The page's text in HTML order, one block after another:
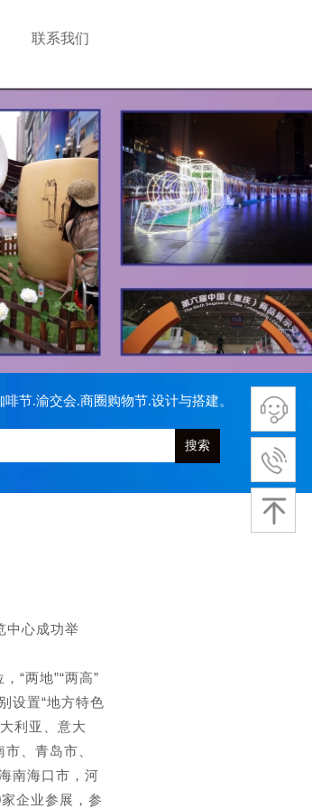
联系我们
搜索
节.渝交会.商圈购物节.设计与搭建。
心成功举
“两地”“两高”
设置“地方特色
利亚、意大
、青岛市、
南海口市，河
企业参展，参